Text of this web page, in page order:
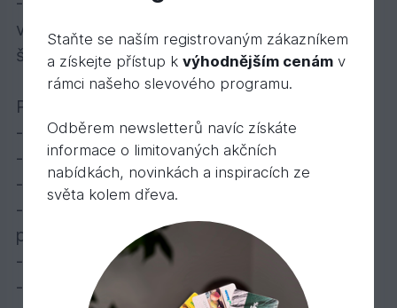
vláken, která překonává přednosti přírodních
štětin
Proč jsou štětce „TRUHLÁŘ“ unikátní?
- jsou v celém průřezu dutá
- mají kónický tvar v celé délce
- mají velmi jemně rozštěpené konce vláken
- díky tomu výborně nasávají barvu a
precizně jí roztírají
- chemicky i mechanicky jsou vysoce stabilní
- vlasy z hlavy štětce nevypadávají
Staňte se naším registrovaným zákazníkem
a získejte přístup k výhodnějším cenámv
rámci našeho slevového programu.
Odběrem newsletterů navíc získáte
informace o limitovaných akčních
nabídkách, novinkách a inspiracích ze
světa kolem dřeva.